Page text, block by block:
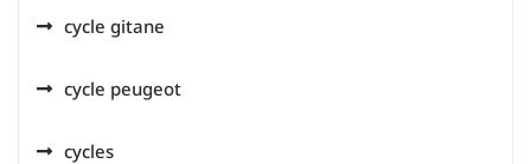
cycle gitane
cycle peugeot
cycles